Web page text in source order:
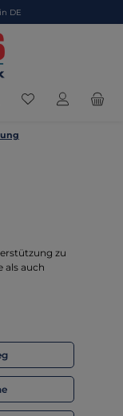
DE
Du hast 0
zu
als auch